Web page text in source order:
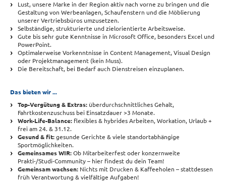
Lust, unsere Marke in der Region aktiv nach vorne zu bringen und die
Gestaltung von Werbeanlagen, Schaufenstern und die Möblierung
unserer Vertriebsbüros umzusetzen.
Selbständige, strukturierte und zielorientierte Arbeitsweise.
Gute bis sehr gute Kenntnisse in Microsoft Office, besonders Excel und
PowerPoint.
Optimalerweise Vorkenntnisse in Content Management, Visual Design
oder Projektmanagement (kein Muss).
Die Bereitschaft, bei Bedarf auch Dienstreisen einzuplanen.
Das bieten wir ...
Top-Vergütung & Extras: überdurchschnittliches Gehalt,
Fahrtkostenzuschuss bei Einsatzdauer >3 Monate.
Work-Life-Balance: flexibles & hybrides Arbeiten, Workation, Urlaub +
frei am 24. & 31.12.
Gesund & fit: gesunde Gerichte & viele standortabhängige
Sportmöglichkeiten.
Gemeinsames WIR: Ob Mitarbeiterfest oder konzernweite
Prakti-/Studi-Community – hier findest du dein Team!
Gemeinsam wachsen: Nichts mit Drucken & Kaffeeholen – stattdessen
früh Verantwortung & vielfältige Aufgaben!